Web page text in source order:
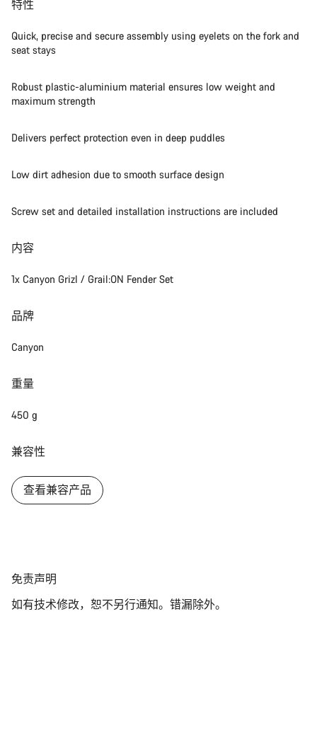
特性
Quick, precise and secure assembly using eyelets on the fork and
seat stays
Robust plastic-aluminium material ensures low weight and
maximum strength
Delivers perfect protection even in deep puddles
Low dirt adhesion due to smooth surface design
Screw set and detailed installation instructions are included
内容
1x Canyon Grizl / Grail:ON Fender Set
品牌
Canyon
重量
450 g
兼容性
查看兼容产品
免
声
免责声明
如有技术修改，恕不另行通知。错漏除外。